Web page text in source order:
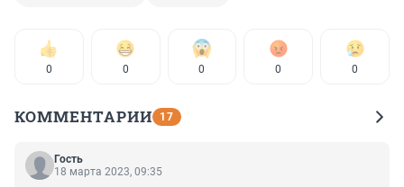
0 0 0 0 0
КОММЕНТАРИИ 17
Гость
18 марта 2023, 09:35